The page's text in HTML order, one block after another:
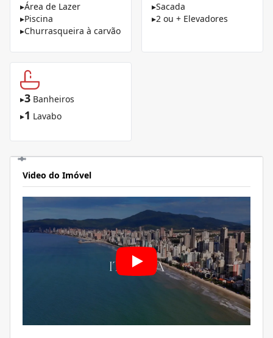
▸Área de Lazer
▸Piscina
▸Churrasqueira à carvão
▸Sacada
▸2 ou + Elevadores
▸3 Banheiros
▸1 Lavabo
Video do Imóvel